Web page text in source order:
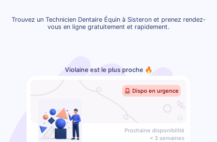
Trouvez un Technicien Dentaire Équin à Sisteron et prenez rendez-
vous en ligne gratuitement et rapidement.
Violaine est le plus proche 🔥
🚨 Dispo en urgence
Prochaine disponibilité
< 3 semaines